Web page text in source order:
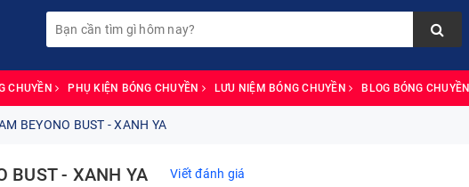
CHUYỀN PHỤ KIỆN BÓNG CHUYỀN LƯU NIỆM BÓNG CHUYỀN BLOG BÓNG CHUYỀN
BEYONO BUST - XANH YA
BUST - XANH YA Viết đánh giá